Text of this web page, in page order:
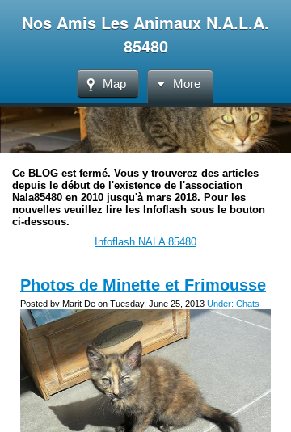
Nos Amis Les Animaux N.A.L.A.
85480
Map More
Ce BLOG est fermé. Vous y trouverez des articles
depuis le début de l'existence de l'association
Nala85480 en 2010 jusqu'à mars 2018. Pour les
nouvelles veuillez lire les Infoflash sous le bouton
ci-dessous.
Infoflash NALA 85480
Photos de Minette et Frimousse
Posted by Marit De on Tuesday, June 25, 2013 Under: Chats